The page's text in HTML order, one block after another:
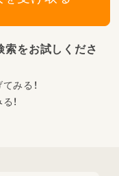
索をお試しくださ
みる！
！